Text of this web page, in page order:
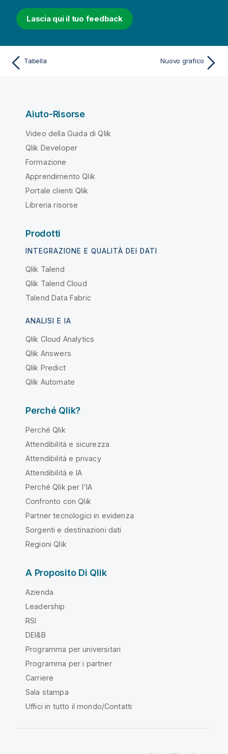
Lascia qui il tuo feedback
Tabella Nuovo grafico
Aiuto-Risorse
Video della Guida di Qlik
Qlik Developer
Formazione
Apprendimento Qlik
Portale clienti Qlik
Libreria risorse
Prodotti
INTEGRAZIONE E QUALITÀ DEI DATI
Qlik Talend
Qlik Talend Cloud
Talend Data Fabric
ANALISI E IA
Qlik Cloud Analytics
Qlik Answers
Qlik Predict
Qlik Automate
Perché Qlik?
Perché Qlik
Attendibilità e sicurezza
Attendibilità e privacy
Attendibilità e IA
Perché Qlik per l'IA
Confronto con Qlik
Partner tecnologici in evidenza
Sorgenti e destinazioni dati
Regioni Qlik
A Proposito Di Qlik
Azienda
Leadership
RSI
DEI&B
Programma per universitari
Programma per i partner
Carriere
Sala stampa
Uffici in tutto il mondo/Contatti